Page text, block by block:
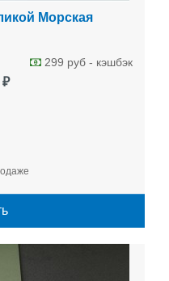
Морская
299 руб - кэшбэк
₽